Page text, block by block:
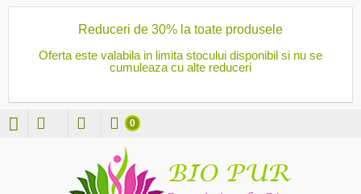
Reduceri de 30% la toate produsele
Oferta este valabila in limita stocului disponibil si nu se
cumuleaza cu alte reduceri
0